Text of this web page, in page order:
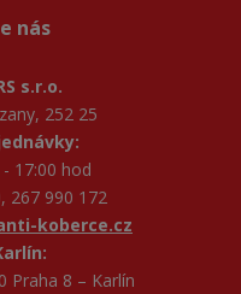
nás
s.r.o.
252 25
17:00 hod
267 990 172
koberce.cz
Praha 8 – Karlín